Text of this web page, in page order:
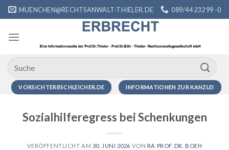
Zum
Inhalt
springen
MUENCHEN@RECHTSANWALT-THIELER.DE 089/44 232 99 -0
VORSICHTERBSCHLEICHER.DE INFORMATIONEN ZUR KANZLEI
Sozialhilferegress bei Schenkungen
VERÖFFENTLICHT AM 30. JUNI 2026 VON RA PROF. DR. BOEH